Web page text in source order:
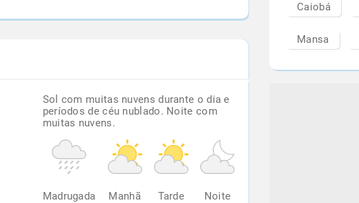
Sol com muitas nuvens durante o dia e
períodos de céu nublado. Noite com
muitas nuvens.
Madrugada Manhã Tarde Noite
Caiobá
Mansa